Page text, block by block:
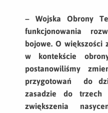
– Wojska Obrony
funkcjonowania
bojowe. O większości
w kontekście
postanowiliśmy
przygotowań do
zasadzie do trzech
zwiększenia